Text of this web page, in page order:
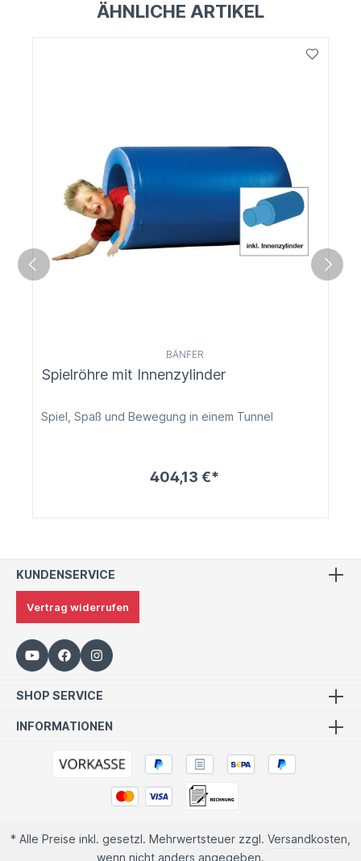
ÄHNLICHE ARTIKEL
BÄNFER
Spielröhre mit Innenzylinder
Spiel, Spaß und Bewegung in einem Tunnel
404,13 €*
KUNDENSERVICE
Vertrag widerrufen
SHOP SERVICE
INFORMATIONEN
* Alle Preise inkl. gesetzl. Mehrwertsteuer zzgl. Versandkosten
wenn nicht anders angegeben.